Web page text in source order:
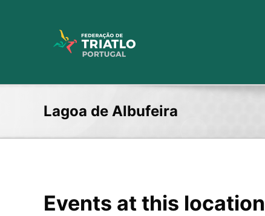
Lagoa de Albufeira
Events at this location